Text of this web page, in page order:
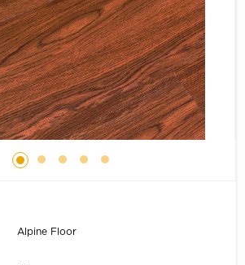
Серый
Бежевый
Дуб светлый
Коричневый
Страна
Австрия
Alpine Floor